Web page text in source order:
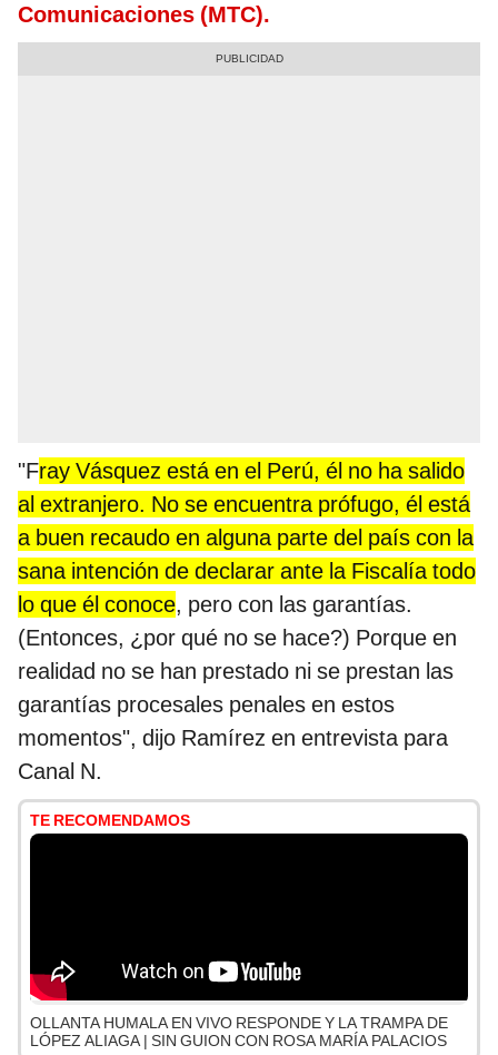
Comunicaciones (MTC).
"Fray Vásquez está en el Perú, él no ha salido
al extranjero. No se encuentra prófugo, él está
a buen recaudo en alguna parte del país con la
sana intención de declarar ante la Fiscalía todo
lo que él conoce, pero con las garantías.
(Entonces, ¿por qué no se hace?) Porque en
realidad no se han prestado ni se prestan las
garantías procesales penales en estos
momentos", dijo Ramírez en entrevista para
Canal N.
TE RECOMENDAMOS
OLLANTA HUMALA EN VIVO RESPONDE Y LA TRAMPA DE
LÓPEZ ALIAGA | SIN GUION CON ROSA MARÍA PALACIOS